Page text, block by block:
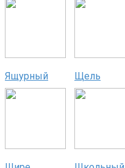
Ящурный Щель